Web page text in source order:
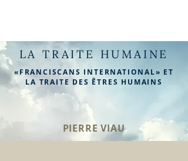
LA TRAITE HUMAINE
«FRANCISCANS INTERNATIONAL» ET
LA TRAITE DES ÊTRES HUMAINS
PIERRE VIAU